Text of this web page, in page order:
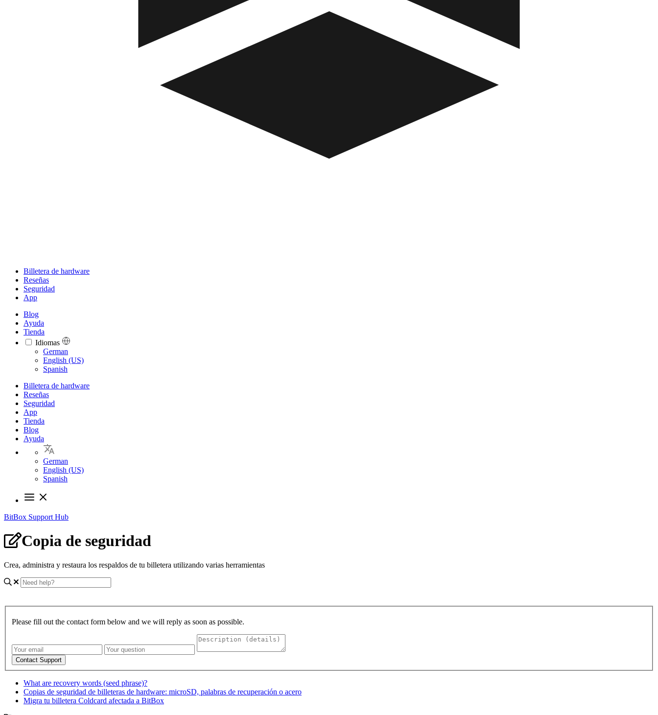
Billetera de hardware
Reseñas
Seguridad
App
Blog
Ayuda
Tienda
Idiomas
Languages
German
English (US)
Spanish
Billetera de hardware
Reseñas
Seguridad
App
Tienda
Blog
Ayuda
German
English (US)
Spanish
BitBox Support Hub
Copia de seguridad
Crea, administra y restaura los respaldos de tu billetera utilizando varias herramientas
Please fill out the contact form below and we will reply as soon as possible.
Contact Support
What are recovery words (seed phrase)?
Copias de seguridad de billeteras de hardware: microSD, palabras de recuperación o acero
Migra tu billetera Coldcard afectada a BitBox